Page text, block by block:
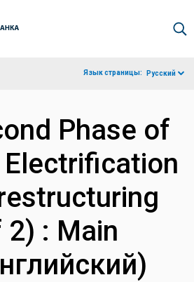
Язык страницы: Русский
Phase of
: Main